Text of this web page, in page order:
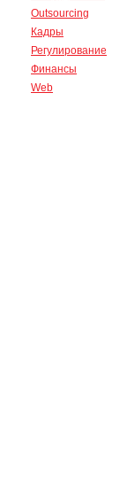
Outsourcing
Кадры
Регулирование
Финансы
Web